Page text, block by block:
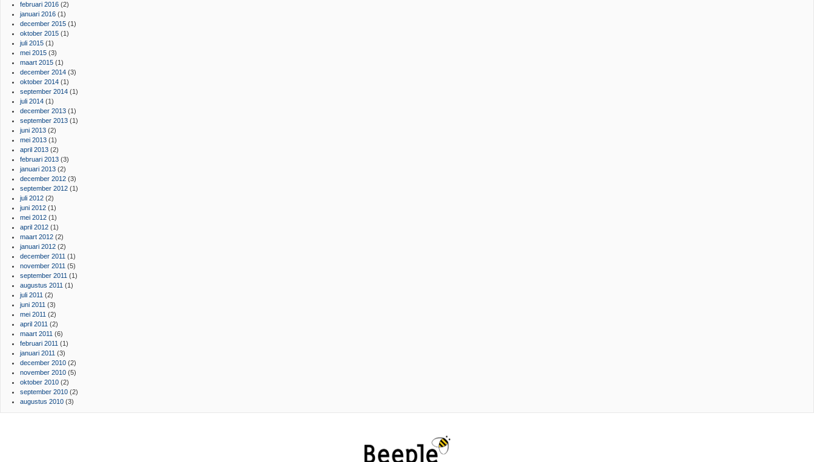
februari 2016 (2)
januari 2016 (1)
december 2015 (1)
oktober 2015 (1)
juli 2015 (1)
mei 2015 (3)
maart 2015 (1)
december 2014 (3)
oktober 2014 (1)
september 2014 (1)
juli 2014 (1)
december 2013 (1)
september 2013 (1)
juni 2013 (2)
mei 2013 (1)
april 2013 (2)
februari 2013 (3)
januari 2013 (2)
december 2012 (3)
september 2012 (1)
juli 2012 (2)
juni 2012 (1)
mei 2012 (1)
april 2012 (1)
maart 2012 (2)
januari 2012 (2)
december 2011 (1)
november 2011 (5)
september 2011 (1)
augustus 2011 (1)
juli 2011 (2)
juni 2011 (3)
mei 2011 (2)
april 2011 (2)
maart 2011 (6)
februari 2011 (1)
januari 2011 (3)
december 2010 (2)
november 2010 (5)
oktober 2010 (2)
september 2010 (2)
augustus 2010 (3)